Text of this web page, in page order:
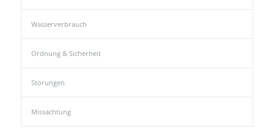
Wasserverbrauch
Ordnung & Sicherheit
Störungen
Missachtung